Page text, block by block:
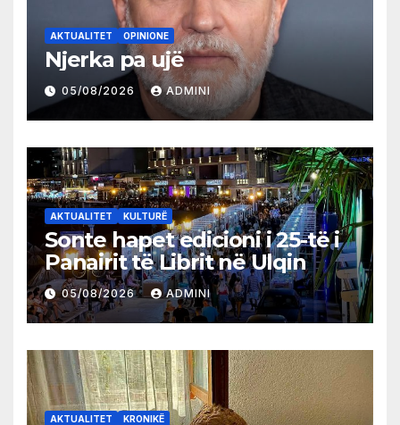
AKTUALITET OPINIONE
Njerka pa ujë
05/08/2026 ADMINI
AKTUALITET KULTURË
Sonte hapet edicioni i 25-të i
Panairit të Librit në Ulqin
05/08/2026 ADMINI
AKTUALITET KRONIKË